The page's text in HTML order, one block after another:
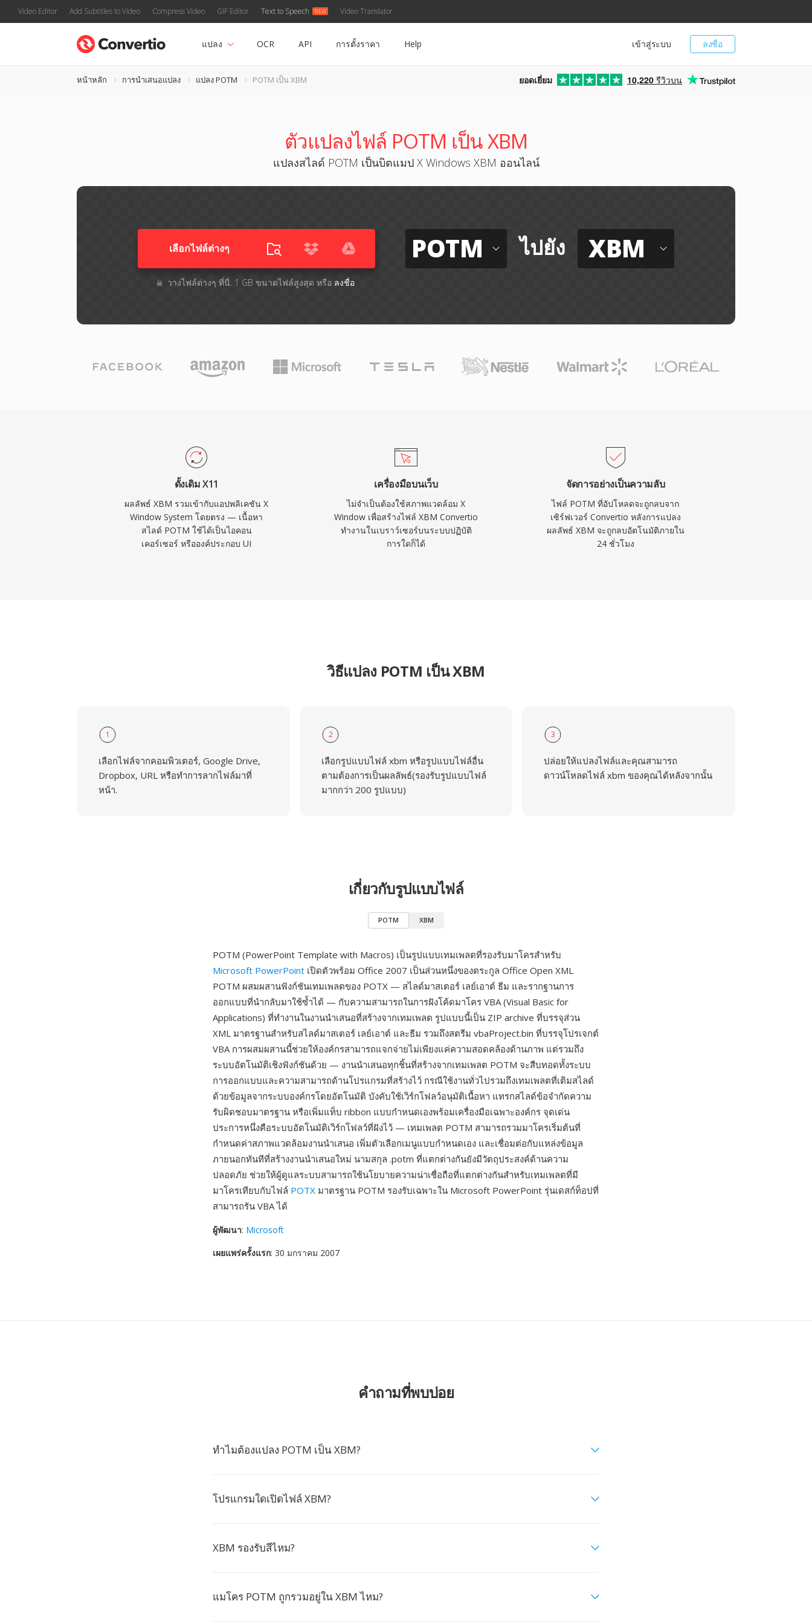
Video Editor Add Subtitles to Video Compress Video GIF Editor Text to Speech Video Translator
ลงชื่อ
เข้าสู่ระบบ
แปลง OCR API การตั้งราคา Help
หน้าหลัก การนำเสนอแปลง แปลง POTM POTM เป็น XBM ยอดเยี่ยม 10,220 รีวิวบน
ตัวแปลงไฟล์ POTM เป็น XBM
แปลงสไลด์ POTM เป็นบิตแมป X Windows XBM ออนไลน์
เลือกไฟล์ต่างๆ​
วางไฟล์ต่างๆ​ ที่นี่. 1 GB ขนาดไฟล์สูงสุด หรือ ลงชื่อ
POTM ไปยัง XBM
ดั้งเดิม X11
ผลลัพธ์ XBM รวมเข้ากับแอปพลิเคชัน X
Window System โดยตรง — เนื้อหา
สไลด์ POTM ใช้ได้เป็นไอคอน
เคอร์เซอร์ หรือองค์ประกอบ UI
เครื่องมือบนเว็บ
ไม่จำเป็นต้องใช้สภาพแวดล้อม X
Window เพื่อสร้างไฟล์ XBM Convertio
ทำงานในเบราว์เซอร์บนระบบปฏิบัติ
การใดก็ได้
จัดการอย่างเป็นความลับ
ไฟล์ POTM ที่อัปโหลดจะถูกลบจาก
เซิร์ฟเวอร์ Convertio หลังการแปลง
ผลลัพธ์ XBM จะถูกลบอัตโนมัติภายใน
24 ชั่วโมง
วิธีแปลง POTM เป็น XBM
1
เลือกไฟล์จากคอมพิวเตอร์, Google Drive,
Dropbox, URL หรือทำการลากไฟล์มาที่
หน้า.
2
เลือกรูปแบบไฟล์ xbm หรือรูปแบบไฟล์อื่น
ตามต้องการเป็นผลลัพธ์(รองรับรูปแบบไฟล์
มากกว่า 200 รูปแบบ)
3
ปล่อยให้แปลงไฟล์และคุณสามารถ
ดาวน์โหลดไฟล์ xbm ของคุณได้หลังจากนั้น
เกี่ยวกับรูปแบบไฟล์
POTM XBM
POTM (PowerPoint Template with Macros) เป็นรูปแบบเทมเพลตที่รองรับมาโครสำหรับ
Microsoft PowerPoint เปิดตัวพร้อม Office 2007 เป็นส่วนหนึ่งของตระกูล Office Open XML
POTM ผสมผสานฟังก์ชันเทมเพลตของ POTX — สไลด์มาสเตอร์ เลย์เอาต์ ธีม และรากฐานการ
ออกแบบที่นำกลับมาใช้ซ้ำได้ — กับความสามารถในการฝังโค้ดมาโคร VBA (Visual Basic for
Applications) ที่ทำงานในงานนำเสนอที่สร้างจากเทมเพลต รูปแบบนี้เป็น ZIP archive ที่บรรจุส่วน
XML มาตรฐานสำหรับสไลด์มาสเตอร์ เลย์เอาต์ และธีม รวมถึงสตรีม vbaProject.bin ที่บรรจุโปรเจกต์
VBA การผสมผสานนี้ช่วยให้องค์กรสามารถแจกจ่ายไม่เพียงแค่ความสอดคล้องด้านภาพ แต่รวมถึง
ระบบอัตโนมัติเชิงฟังก์ชันด้วย — งานนำเสนอทุกชิ้นที่สร้างจากเทมเพลต POTM จะสืบทอดทั้งระบบ
การออกแบบและความสามารถด้านโปรแกรมที่สร้างไว้ กรณีใช้งานทั่วไปรวมถึงเทมเพลตที่เติมสไลด์
ด้วยข้อมูลจากระบบองค์กรโดยอัตโนมัติ บังคับใช้เวิร์กโฟลว์อนุมัติเนื้อหา แทรกสไลด์ข้อจำกัดความ
รับผิดชอบมาตรฐาน หรือเพิ่มแท็บ ribbon แบบกำหนดเองพร้อมเครื่องมือเฉพาะองค์กร จุดเด่น
ประการหนึ่งคือระบบอัตโนมัติเวิร์กโฟลว์ที่ฝังไว้ — เทมเพลต POTM สามารถรวมมาโครเริ่มต้นที่
กำหนดค่าสภาพแวดล้อมงานนำเสนอ เพิ่มตัวเลือกเมนูแบบกำหนดเอง และเชื่อมต่อกับแหล่งข้อมูล
ภายนอกทันทีที่สร้างงานนำเสนอใหม่ นามสกุล .potm ที่แตกต่างกันยังมีวัตถุประสงค์ด้านความ
ปลอดภัย ช่วยให้ผู้ดูแลระบบสามารถใช้นโยบายความน่าเชื่อถือที่แตกต่างกันสำหรับเทมเพลตที่มี
มาโครเทียบกับไฟล์ POTX มาตรฐาน POTM รองรับเฉพาะใน Microsoft PowerPoint รุ่นเดสก์ท็อปที่
สามารถรัน VBA ได้
ผู้พัฒนา: Microsoft
เผยแพร่ครั้งแรก: 30 มกราคม 2007
คำถามที่พบบ่อย
ทำไมต้องแปลง POTM เป็น XBM?
โปรแกรมใดเปิดไฟล์ XBM?
XBM รองรับสีไหม?
แมโคร POTM ถูกรวมอยู่ใน XBM ไหม?